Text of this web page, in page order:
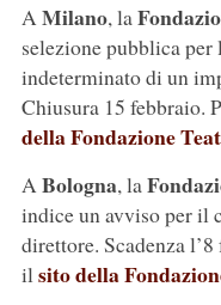
AMilano, la
selezione pubblica per
indeterminato di un
Chiusura 15 febbraio.
della Fondazione
ABologna, la
indice un avviso per il
direttore. Scadenza
ilsito della